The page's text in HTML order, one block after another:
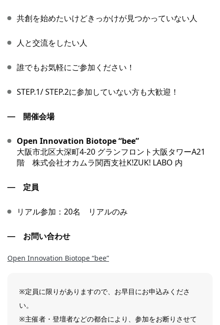
共創を始めたいけどきっかけが見つかっていない人
人と交流をしたい人
誰でもお気軽にご参加ください！
STEP.1/ STEP.2に参加していない方も大歓迎！
開催会場
Open Innovation Biotope “bee”
大阪市北区大深町4-20 グランフロント大阪タワーA21
階 株式会社オカムラ関西支社K!ZUK! LABO 内
定員
リアル参加：20名 リアルのみ
お問い合わせ
Open Innovation Biotope “bee”
※定員に限りがありますので、お早目にお申込みくださ
い。
※主催者・登壇者などの都合により、参加をお断りさせて